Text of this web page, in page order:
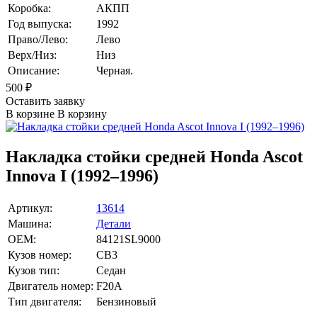
Коробка:
АКПП
Год выпуска:
1992
Право/Лево:
Лево
Верх/Низ:
Низ
Описание:
Черная.
500 ₽
Оставить заявку
В корзине В корзину
Накладка стойки средней Honda Ascot
Innova I (1992–1996)
Артикул:
13614
Машина:
Детали
OEM:
84121SL9000
Кузов номер:
CB3
Кузов тип:
Седан
Двигатель номер: F20A
Тип двигателя:
Бензиновый